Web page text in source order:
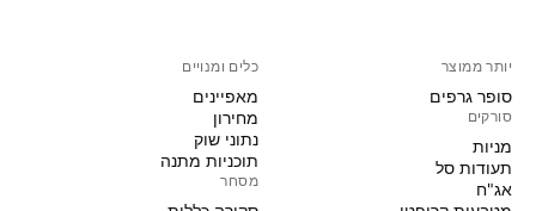
יותר ממוצר
סופר גרפים
סורקים
מניות‏
תעודות סל
אג"ח
כלים ומנויים
מאפיינים
מחירון
נתוני שוק
תוכניות מתנה
מסחר